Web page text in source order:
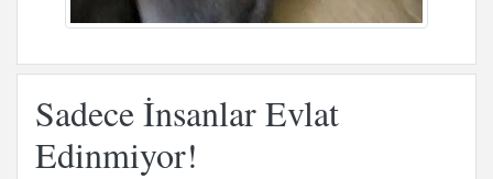
Sadece İnsanlar Evlat
Edinmiyor!